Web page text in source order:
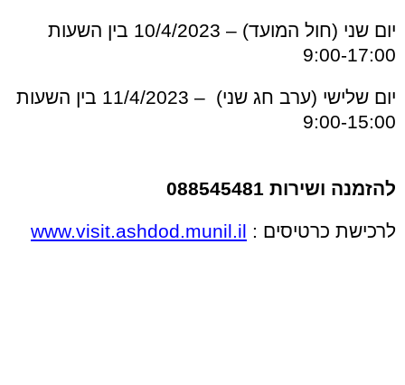
יום שני (חול המועד) – 10/4/2023 בין השעות
9:00-17:00
יום שלישי (ערב חג שני) – 11/4/2023 בין השעות
9:00-15:00
להזמנה ושירות 088545481
לרכישת כרטיסים : www.visit.ashdod.munil.il